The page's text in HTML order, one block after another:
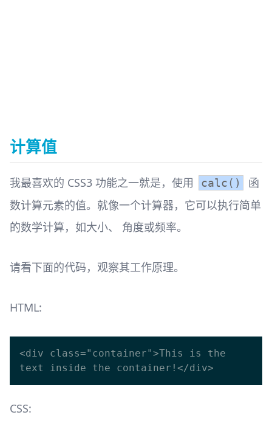
计算值
我最喜欢的 CSS3 功能之一就是，使用 calc()
函
数计算元素的值。就像一个计算器，它可以执行简单
的数学计算，如大小、 角度或频率。
请看下面的代码，观察其工作原理。
HTML:
<div class="container">This is the
CSS: